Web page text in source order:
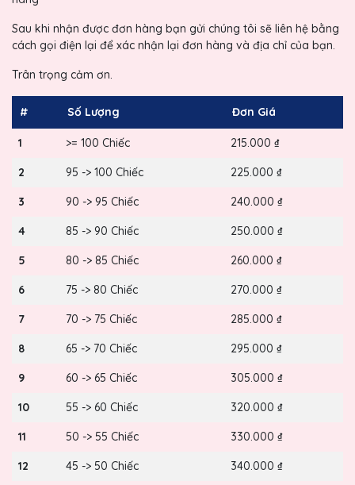
Sau khi nhận được đơn hàng bạn gửi chúng tôi sẽ liên hệ bằng
cách gọi điện lại để xác nhận lại đơn hàng và địa chỉ của bạn.
Trân trọng cảm ơn.
# Số Lượng Đơn Giá
1 >= 100 Chiếc 215.000 ₫
2 95 -> 100 Chiếc 225.000 ₫
3 90 -> 95 Chiếc 240.000 ₫
4 85 -> 90 Chiếc 250.000 ₫
5 80 -> 85 Chiếc 260.000 ₫
6 75 -> 80 Chiếc 270.000 ₫
7 70 -> 75 Chiếc 285.000 ₫
8 65 -> 70 Chiếc 295.000 ₫
9 60 -> 65 Chiếc 305.000 ₫
10 55 -> 60 Chiếc 320.000 ₫
11 50 -> 55 Chiếc 330.000 ₫
12 45 -> 50 Chiếc 340.000 ₫